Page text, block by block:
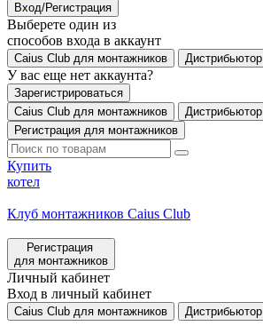
Вход/Регистрация
Выберете один из
способов входа в аккаунт
Caius Club для монтажников Дистрибьютор
У вас еще нет аккаунта?
Зарегистрироваться
Caius Club для монтажников
Дистрибьютор
Регистрация для монтажников
Купить
котел
Клуб монтажников Caius Club
Регистрация
для монтажников
Личный кабинет
Вход в личный кабинет
Caius Club для монтажников Дистрибьютор